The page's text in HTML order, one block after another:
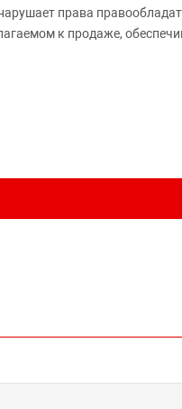
права
к продаже,